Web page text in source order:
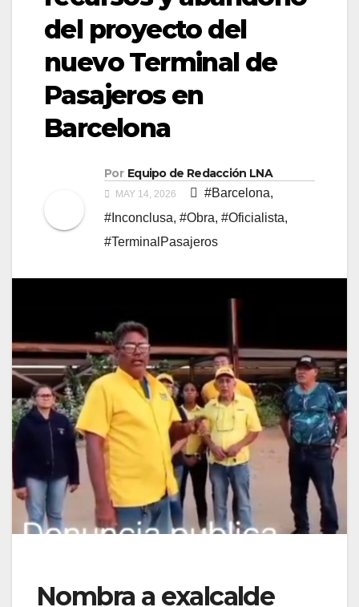
del proyecto del
nuevo Terminal de
Pasajeros en
Barcelona
Por Equipo de Redacción LNA
MAY 14, 2026 #Barcelona,
#Inconclusa, #Obra, #Oficialista,
#TerminalPasajeros
Nombra a exalcalde